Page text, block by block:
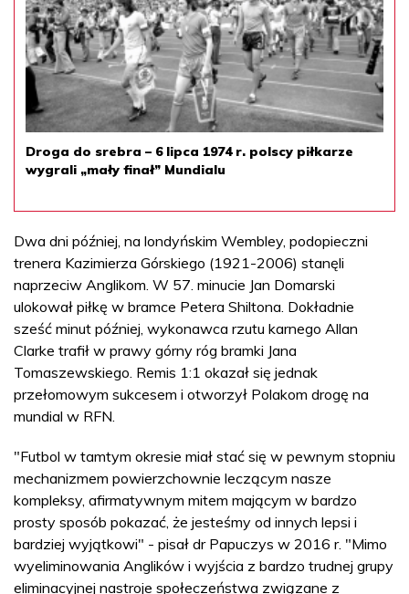
Droga do srebra – 6 lipca 1974 r. polscy piłkarze
wygrali „mały finał” Mundialu
Dwa dni później, na londyńskim Wembley, podopieczni
trenera Kazimierza Górskiego (1921-2006) stanęli
naprzeciw Anglikom. W 57. minucie Jan Domarski
ulokował piłkę w bramce Petera Shiltona. Dokładnie
sześć minut później, wykonawca rzutu karnego Allan
Clarke trafił w prawy górny róg bramki Jana
Tomaszewskiego. Remis 1:1 okazał się jednak
przełomowym sukcesem i otworzył Polakom drogę na
mundial w RFN.
"Futbol w tamtym okresie miał stać się w pewnym stopniu
mechanizmem powierzchownie leczącym nasze
kompleksy, afirmatywnym mitem mającym w bardzo
prosty sposób pokazać, że jesteśmy od innych lepsi i
bardziej wyjątkowi" - pisał dr Papuczys w 2016 r. "Mimo
wyeliminowania Anglików i wyjścia z bardzo trudnej grupy
eliminacyjnej nastroje społeczeństwa związane z